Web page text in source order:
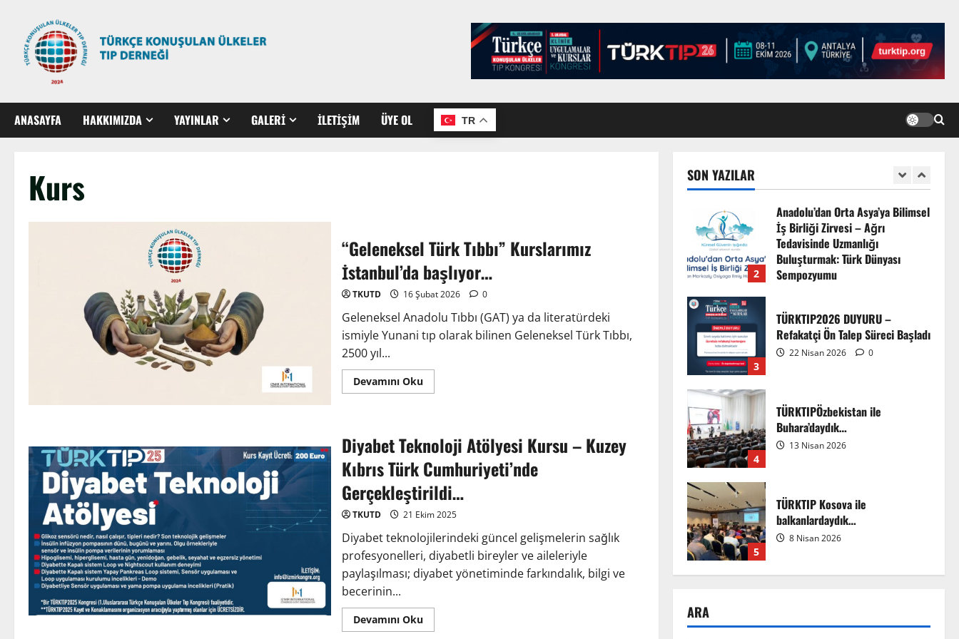
ANASAYFA HAKKIMIZDA YAYINLAR GALERİ İLETIŞIM ÜYE OL TR
Kurs
“Geleneksel Türk Tıbbı” Kurslarımız
İstanbul’da başlıyor…
TKUTD 16 Şubat 2026 0
Geleneksel Anadolu Tıbbı (GAT) ya da literatürdeki
ismiyle Yunani tıp olarak bilinen Geleneksel Türk Tıbbı,
2500 yıl...
Devamını Oku
Diyabet Teknoloji Atölyesi Kursu – Kuzey
Kıbrıs Türk Cumhuriyeti’nde
Gerçekleştirildi…
TKUTD 21 Ekim 2025
Diyabet teknolojilerindeki güncel gelişmelerin sağlık
profesyonelleri, diyabetli bireyler ve aileleriyle
paylaşılması; diyabet yönetiminde farkındalık, bilgi ve
becerinin...
Devamını Oku
SON YAZILAR
TÜRKTIP Kosova ile
balkanlardaydık…
8 Nisan 2026
1
EMDATE 6 – 1. Ulusal Akademik
2
Anadolu’dan Orta Asya’ya Bilimsel
İş Birliği Zirvesi – Ağrı
Tedavisinde Uzmanlığı
Buluşturmak: Türk Dünyası
Sempozyumu
3
TÜRKTIP2026 DUYURU –
Refakatçi Ön Talep Süreci Başladı
22 Nisan 2026 0
4
TÜRKTIPÖzbekistan ile
Buhara’daydık…
13 Nisan 2026
5
TÜRKTIP Kosova ile
balkanlardaydık…
8 Nisan 2026
7 Ağustos 2026
ARA